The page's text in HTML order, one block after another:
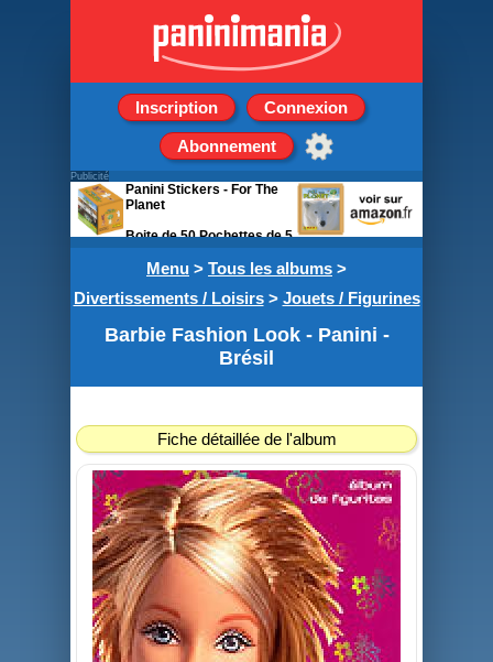
Inscription Connexion
Abonnement
Menu > Tous les albums >
Divertissements / Loisirs> Jouets / Figurines
Barbie Fashion Look - Panini -
Brésil
Fiche détaillée de l'album
Publicité
Panini Stickers - For The
Planet
Boite de 50 Pochettes de 5
stickers